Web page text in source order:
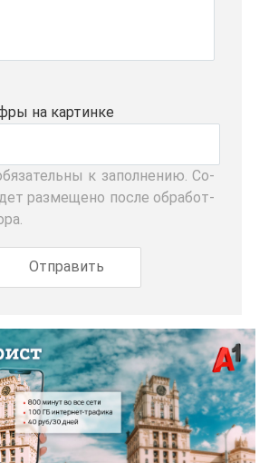
на кар­тин­ке
к за­пол­не­нию. Со­
раз­ме­ще­но по­сле об­ра­бот­